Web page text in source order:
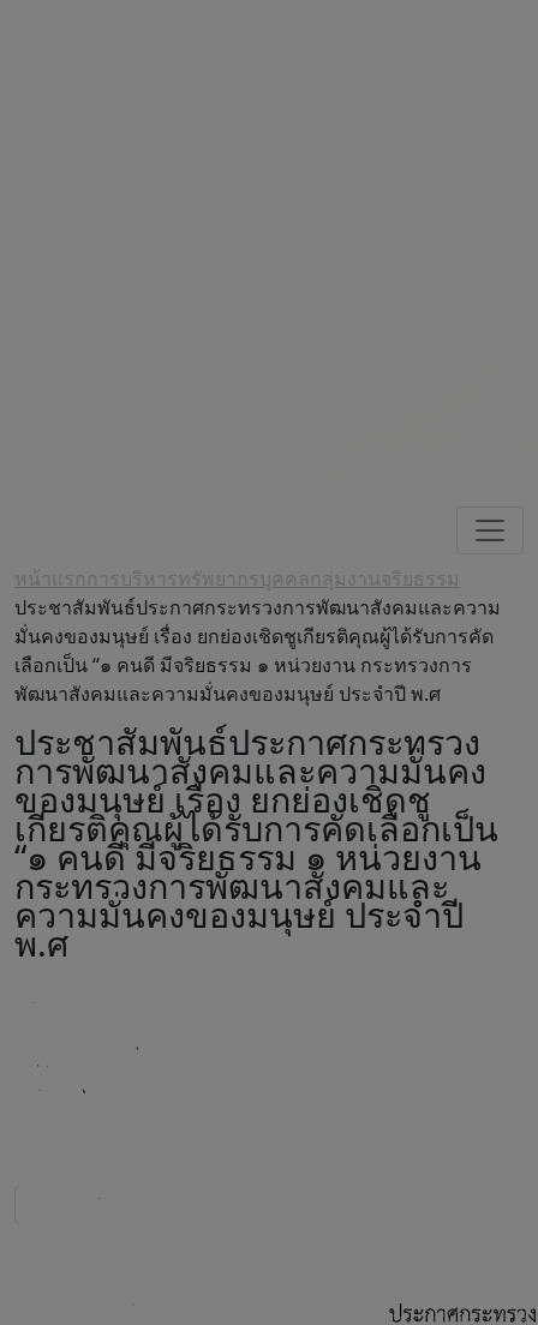
หน้าแรกการบริหารทรัพยากรบุคคลกลุ่มงานจริยธรรม
ประชาสัมพันธ์ประกาศกระทรวงการพัฒนาสังคมและความ
มั่นคงของมนุษย์ เรื่อง ยกย่องเชิดชูเกียรติคุณผู้ได้รับการคัด
เลือกเป็น “๑ คนดี มีจริยธรรม ๑ หน่วยงาน กระทรวงการ
พัฒนาสังคมและความมั่นคงของมนุษย์ ประจำปี พ.ศ
ประชาสัมพันธ์ประกาศกระทรวง
การพัฒนาสังคมและความมั่นคง
ของมนุษย์ เรื่อง ยกย่องเชิดชู
เกียรติคุณผู้ได้รับการคัดเลือกเป็น
“๑ คนดี มีจริยธรรม ๑ หน่วยงาน
กระทรวงการพัฒนาสังคมและ
ความมั่นคงของมนุษย์ ประจำปี
พ.ศ